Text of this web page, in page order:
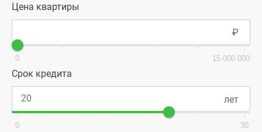
Цена квартиры
0 15 000 000
Срок кредита
0 30